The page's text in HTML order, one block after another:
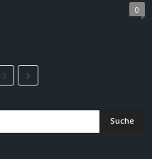
0
3